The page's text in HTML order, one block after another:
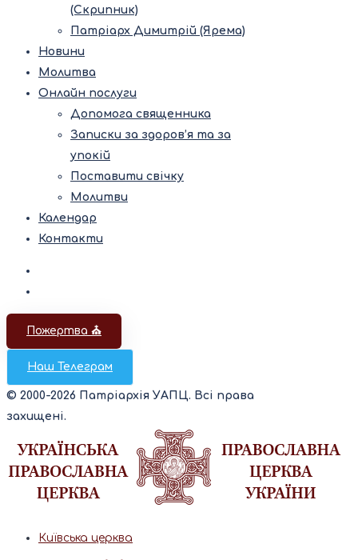
(Скрипник)
Патріарх Димитрій (Ярема)
Новини
Молитва
Онлайн послуги
Допомога священника
Записки за здоров’я та за
упокій
Поставити свічку
Молитви
Календар
Контакти
Пожертва ⛪️
Наш Телеграм
© 2000-2026 Патріархія УАПЦ. Всі права
захищені.
Київська церква